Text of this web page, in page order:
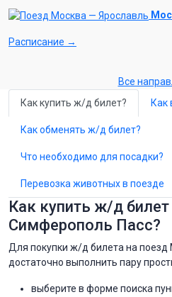
Расписание →
Все
Как купить ж/д билет?
Как
Как обменять ж/д билет?
Что необходимо для посадки?
Перевозка животных в поезде
Как купить ж/д
Симферополь Пасс?
Для покупки ж/д билета на
достаточно выполнить пару
выберите в форме поиска